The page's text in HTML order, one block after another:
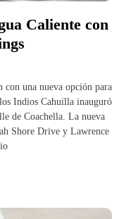
Caliente con
con una nueva opción para
Indios Cahuilla inauguró
de Coachella. La nueva
Shore Drive y Lawrence